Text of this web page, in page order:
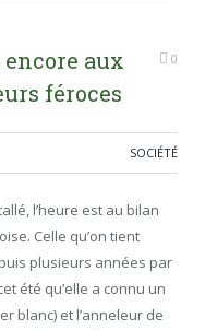
encore aux
féroces
0
SOCIÉTÉ
l’heure est au bilan
Celle qu’on tient
plusieurs années par
été qu’elle a connu un
blanc) et l’anneleur de